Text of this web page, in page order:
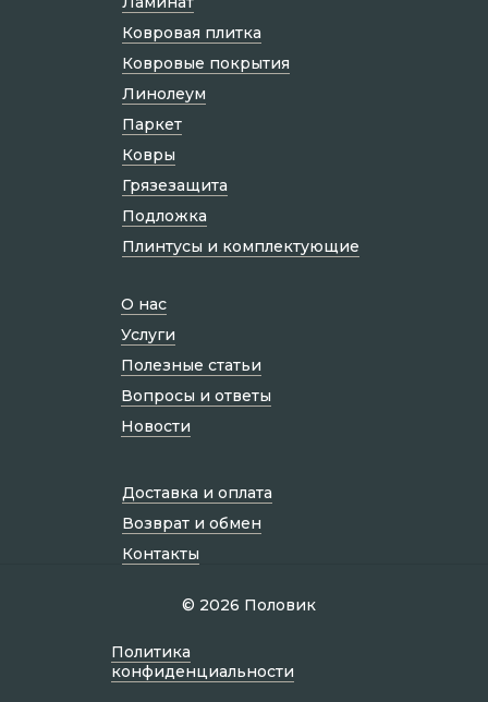
О нас
Услуги
Полезные статьи
Вопросы и ответы
Новости
Доставка и оплата
Возврат и обмен
Контакты
© 2026 Половик
Ковровая плитка
Ковровые покрытия
Линолеум
Паркет
Ковры
Грязезащита
Подложка
Плинтусы и комплектующие
Политик а
конфиденциальности